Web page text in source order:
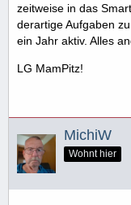
zeitweise in das
derartige Aufgaben
ein Jahr aktiv. Alles
LG MamPitz!
MichiW
Wohnt hier